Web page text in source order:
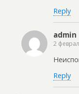
Reply
admin
2
Reply